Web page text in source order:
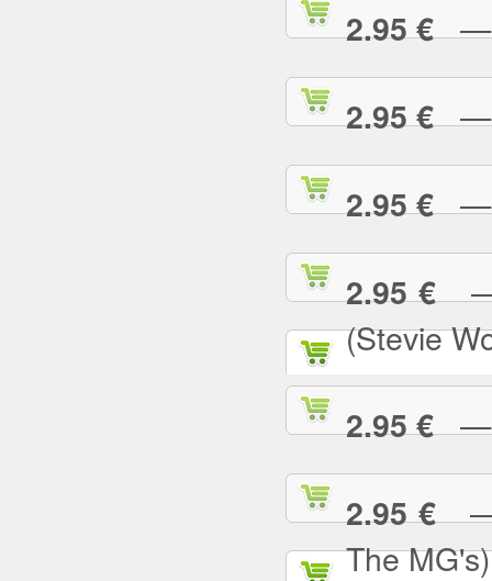
2.95 €—
2.95 €—
2.95 €—
2.95 €—
(Stevie
2.95 €—
2.95 €—
The MG's)